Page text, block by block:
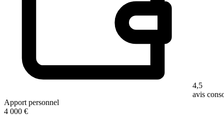
Apport personnel
4 000 €
4,5
avis